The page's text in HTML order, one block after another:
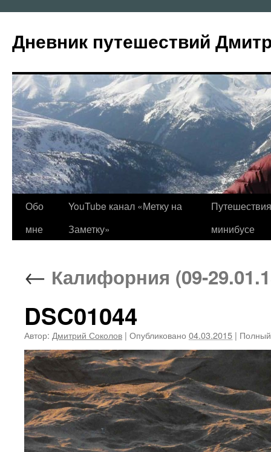
содержимому
Дневник путешествий
Обо
мне
YouTube канал «Метку на
Заметку»
минибусе
← Калифорния (09-
DSC01044
Автор: Дмитрий Соколов | Опубликовано 04.03.2015 |